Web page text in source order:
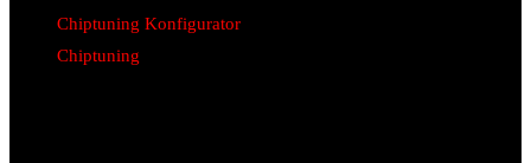
Chiptuning Konfigurator
Chiptuning